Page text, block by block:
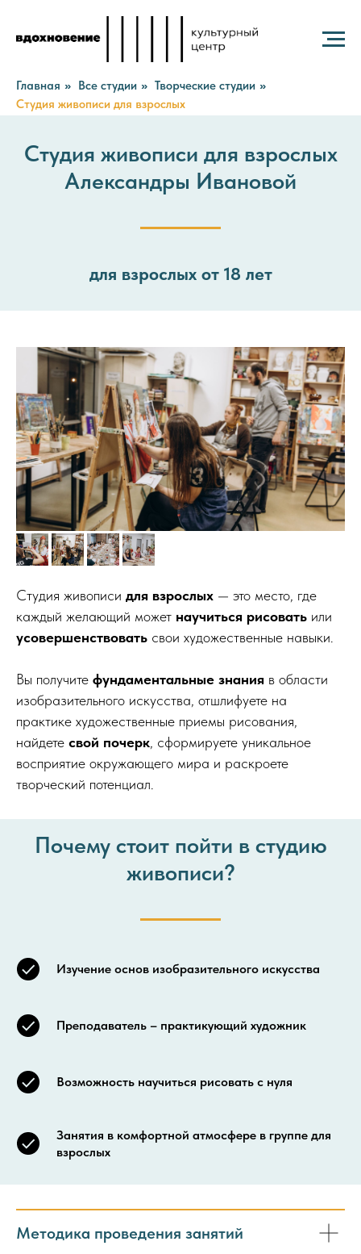
Главная » Все студии » Творческие студии »
Студия живописи для взрослых
Студия живописи для взрослых
Александры Ивановой
для взрослых от 18 лет
Студия живописи для взрослых — это место, где
каждый желающий может научиться рисовать или
усовершенствовать свои художественные навыки.
Вы получите фундаментальные знания в области
изобразительного искусства, отшлифуете на
практике художественные приемы рисования,
найдете свой почерк, сформируете уникальное
восприятие окружающего мира и раскроете
творческий потенциал.
Почему стоит пойти в студию
живописи?
Изучение основ изобразительного искусства
Преподаватель – практикующий художник
Возможность научиться рисовать с нуля
Занятия в комфортной атмосфере в группе для
взрослых
Методика проведения занятий